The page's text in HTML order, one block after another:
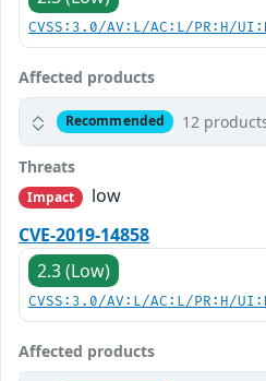
CVSS:3.0/AV:L/AC:L/PR:H/
Affected products
Recommended 12
Threats
Impact
low
CVE-2019-14858
2.3 (Low)
CVSS:3.0/AV:L/AC:L/PR:H/
Affected products